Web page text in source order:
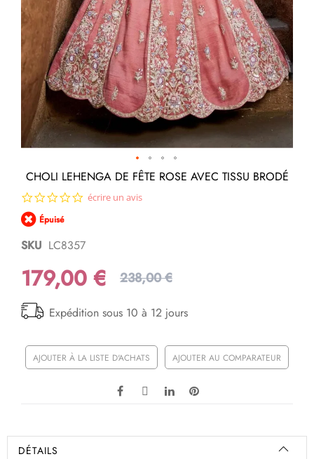
Passer
début
de
la
d’images
CHOLI LEHENGA DE FÊTE ROSE AVEC TISSU BRODÉ
0.0
écrire un avis
Épuisé
SKU LC8357
179,00 € 238,00 €
Expédition sous 10 à 12 jours
AJOUTER À LA LISTE D'ACHATS AJOUTER AU COMPARATEUR
DÉTAILS